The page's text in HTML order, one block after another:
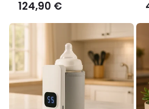
Prix
124,90 €